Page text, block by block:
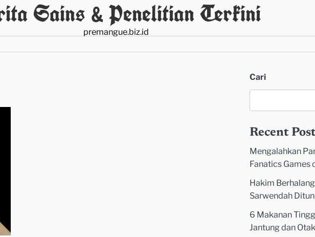
Sains & Penelitian Terkini
premangue.biz.id
Cari
Recent
Mengalahkan
Fanatics Games
Hakim
Sarwendah
6 Makanan
Jantung dan Otak